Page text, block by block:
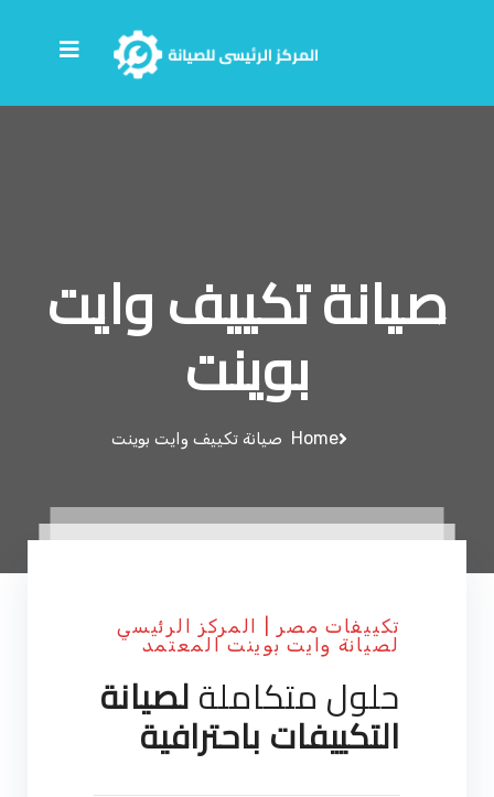
صيانة تكييف وايت
بوينت
Home صيانة تكييف وايت بوينت
تكييفات مصر | المركز الرئيسي
لصيانة وايت بوينت المعتمد
حلول متكاملةلصيانة
التكييفات باحترافية